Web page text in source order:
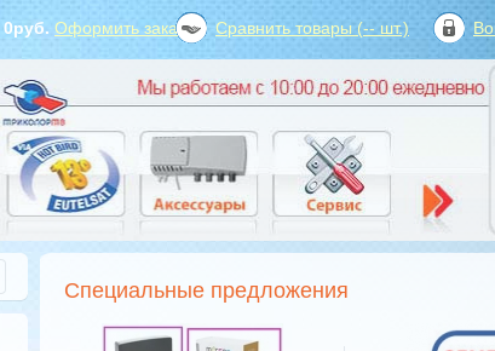
0руб. Оформить заказ? Сравнить товары (-- шт.)
Специальные предложения